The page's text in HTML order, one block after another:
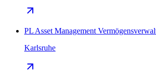
PL Asset Management
Karlsruhe